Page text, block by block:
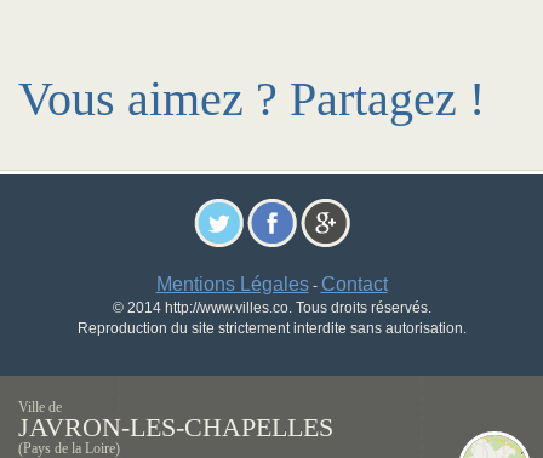
Vous aimez ? Partagez !
Mentions Légales- Contact
© 2014 http://www.villes.co. Tous droits réservés.
Reproduction du site strictement interdite sans autorisation.
Ville de
JAVRON-LES-CHAPELLES
(Pays de la Loire)